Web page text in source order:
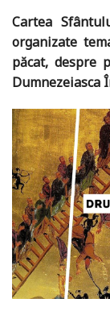
Cartea
organizate
păcat, despre
Dumnezeiasca